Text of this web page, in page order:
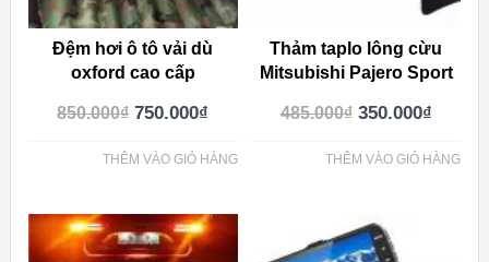
Đệm hơi ô tô vải dù
oxford cao cấp
850.000₫ 750.000₫
THÊM VÀO GIỎ HÀNG
Thảm taplo lông cừu
Mitsubishi Pajero Sport
485.000₫ 350.000₫
THÊM VÀO GIỎ HÀNG